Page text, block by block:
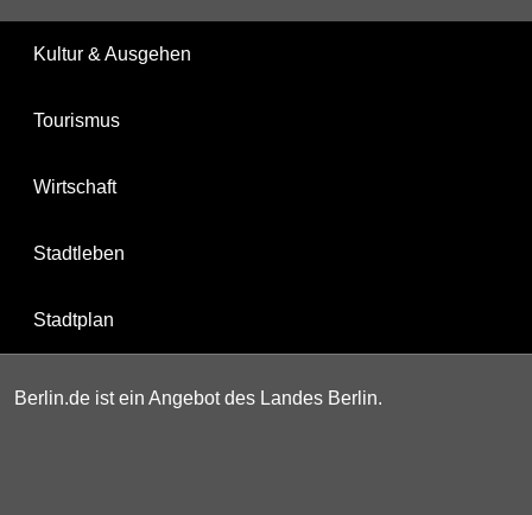
Kultur & Ausgehen
Tourismus
Wirtschaft
Stadtleben
Stadtplan
Berlin.de ist ein Angebot des Landes Berlin.